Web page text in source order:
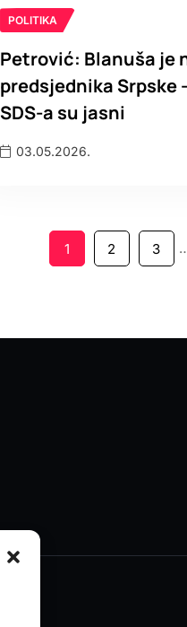
POLITIKA
Petrović: Blanuša je
predsjednika Srpske
SDS-a su jasni
03.05.2026.
1 2 3